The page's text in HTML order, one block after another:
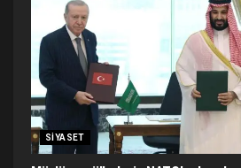
SIYASET